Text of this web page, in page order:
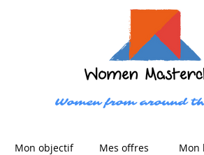
Women from around
Mon objectif Mes offres Mon